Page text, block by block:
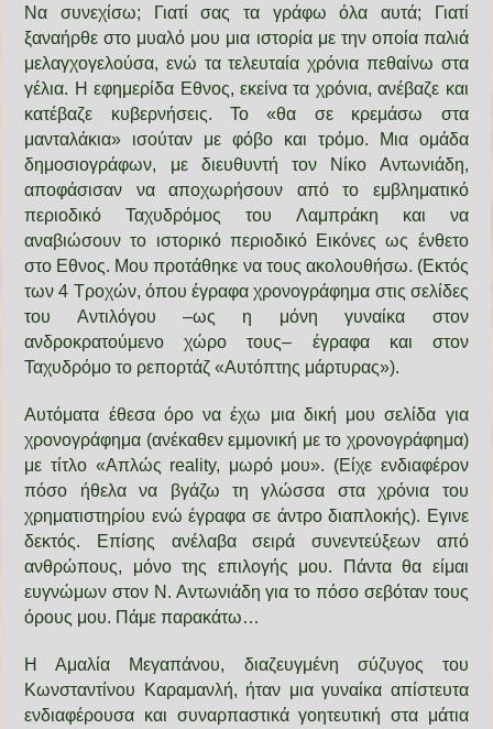
Να συνεχίσω; Γιατί σας τα γράφω όλα αυτά; Γιατί
ξαναήρθε στο μυαλό μου μια ιστορία με την οποία παλιά
μελαγχογελούσα, ενώ τα τελευταία χρόνια πεθαίνω στα
γέλια. Η εφημερίδα Εθνος, εκείνα τα χρόνια, ανέβαζε και
κατέβαζε κυβερνήσεις. Το «θα σε κρεμάσω στα
μανταλάκια» ισούταν με φόβο και τρόμο. Μια ομάδα
δημοσιογράφων, με διευθυντή τον Νίκο Αντωνιάδη,
αποφάσισαν να αποχωρήσουν από το εμβληματικό
περιοδικό Ταχυδρόμος του Λαμπράκη και να
αναβιώσουν το ιστορικό περιοδικό Εικόνες ως ένθετο
στο Εθνος. Μου προτάθηκε να τους ακολουθήσω. (Εκτός
των 4 Τροχών, όπου έγραφα χρονογράφημα στις σελίδες
του Αντιλόγου –ως η μόνη γυναίκα στον
ανδροκρατούμενο χώρο τους– έγραφα και στον
Ταχυδρόμο το ρεπορτάζ «Αυτόπτης μάρτυρας»).
Αυτόματα έθεσα όρο να έχω μια δική μου σελίδα για
χρονογράφημα (ανέκαθεν εμμονική με το χρονογράφημα)
με τίτλο «Απλώς reality, μωρό μου». (Είχε ενδιαφέρον
πόσο ήθελα να βγάζω τη γλώσσα στα χρόνια του
χρηματιστηρίου ενώ έγραφα σε άντρο διαπλοκής). Εγινε
δεκτός. Επίσης ανέλαβα σειρά συνεντεύξεων από
ανθρώπους, μόνο της επιλογής μου. Πάντα θα είμαι
ευγνώμων στον Ν. Αντωνιάδη για το πόσο σεβόταν τους
όρους μου. Πάμε παρακάτω…
Η Αμαλία Μεγαπάνου, διαζευγμένη σύζυγος του
Κωνσταντίνου Καραμανλή, ήταν μια γυναίκα απίστευτα
ενδιαφέρουσα και συναρπαστικά γοητευτική στα μάτια